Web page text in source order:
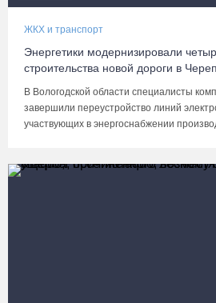
ЖКХ и транспорт
Энергетики модернизировали
строительства новой дороги в
В Вологодской области специалисты
завершили переустройство линий
участвующих в энергоснабжении